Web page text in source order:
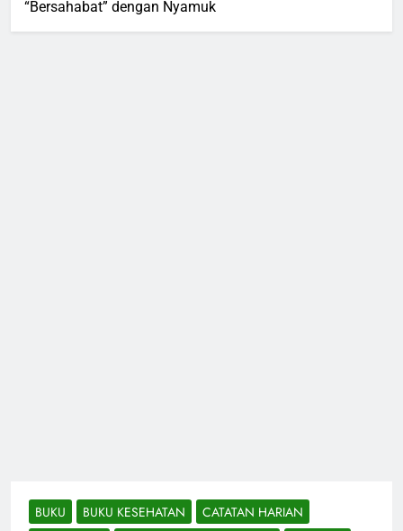
“Bersahabat” dengan Nyamuk
BUKU BUKU KESEHATAN
CATATAN HARIAN